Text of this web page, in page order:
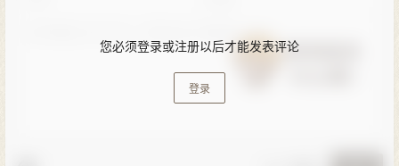
您必须登录或注册以后才能发表评论
登录